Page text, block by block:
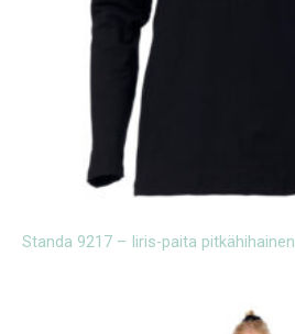
Standa 9217 – Iiris-paita pitkähihainen